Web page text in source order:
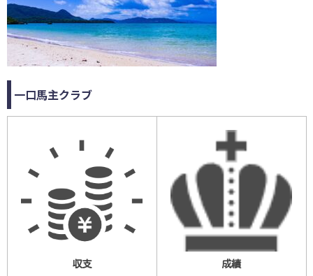
一口馬主クラブ
収支 成績